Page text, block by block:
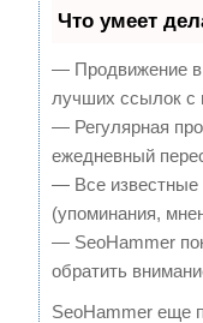
Что умеет
— Продвижение в
лучших ссылок с
— Регулярная
ежедневный
— Все известные
(упоминания,
— SeoHammer
обратить
SeoHammer еще